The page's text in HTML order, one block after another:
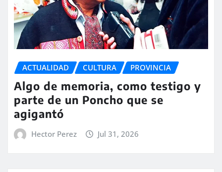
ACTUALIDAD CULTURA PROVINCIA
Algo de memoria, como testigo y
parte de un Poncho que se
agigantó
Hector Perez Jul 31, 2026